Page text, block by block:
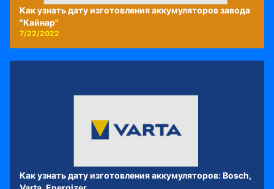
Как узнать дату изготовления аккумуляторов завода
"Кайнар"
7/22/2022
Как узнать дату изготовления аккумуляторов: Bosch,